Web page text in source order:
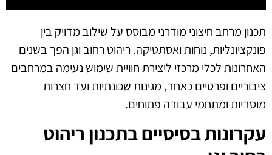
תכנון מרחב חיצוני מודרני מבוסס על שילוב מדויק בין
פונקציונליות, נוחות ואסתטיקה. ריהוט רחוב וגן הפך בשנים
האחרונות לכלי מרכזי ליצירת חוויית שימוש נעימה במרחבים
ציבוריים ופרטיים כאחד, מגינות שכונתיות ועד חצרות
מוסדיות ומתחמי עבודה פתוחים.
עקרונות בסיסיים בתכנון ריהוט